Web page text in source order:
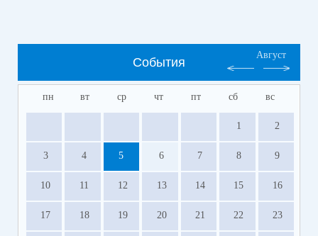
События
Август
пн вт ср чт пт сб вс
1 2
3 4 5 6 7 8 9
10 11 12 13 14 15 16
17 18 19 20 21 22 23